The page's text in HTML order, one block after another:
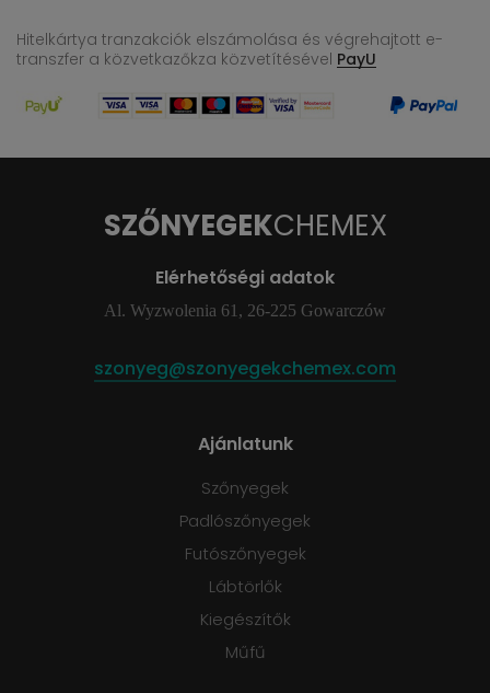
Hitelkártya tranzakciók elszámolása és végrehajtott e-
transzfer a közvetkazőkza közvetítésével PayU
SZŐNYEGEKCHEMEX
Elérhetőségi adatok
Al. Wyzwolenia 61, 26-225 Gowarczów
szonyeg@szonyegekchemex.com
Ajánlatunk
Szőnyegek
Padlószőnyegek
Futószőnyegek
Lábtörlők
Kiegészítők
Műfű